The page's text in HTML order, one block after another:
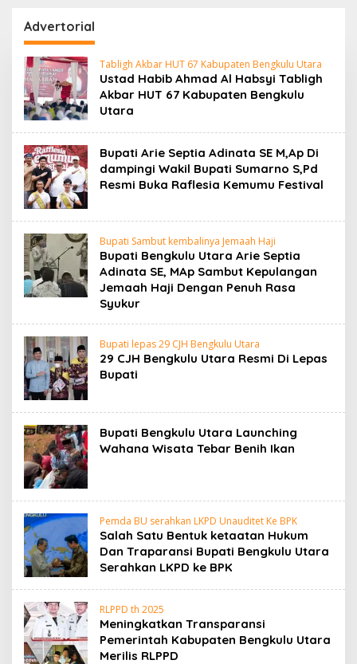
Buka Raflesia Kemumu
Festival
Advertorial
Tabligh Akbar HUT 67 Kabupaten Bengkulu Utara
Ustad Habib Ahmad Al Habsyi Tabligh
Akbar HUT 67 Kabupaten Bengkulu
Utara
Bupati Arie Septia Adinata SE M,Ap Di
dampingi Wakil Bupati Sumarno S,Pd
Resmi Buka Raflesia Kemumu Festival
Bupati Sambut kembalinya Jemaah Haji
Bupati Bengkulu Utara Arie Septia
Adinata SE, MAp Sambut Kepulangan
Jemaah Haji Dengan Penuh Rasa
Syukur
Bupati lepas 29 CJH Bengkulu Utara
29 CJH Bengkulu Utara Resmi Di Lepas
Bupati
Bupati Bengkulu Utara Launching
Wahana Wisata Tebar Benih Ikan
Pemda BU serahkan LKPD Unauditet Ke BPK
Salah Satu Bentuk ketaatan Hukum
Dan Traparansi Bupati Bengkulu Utara
Serahkan LKPD ke BPK
RLPPD th 2025
Meningkatkan Transparansi
Pemerintah Kabupaten Bengkulu Utara
Merilis RLPPD